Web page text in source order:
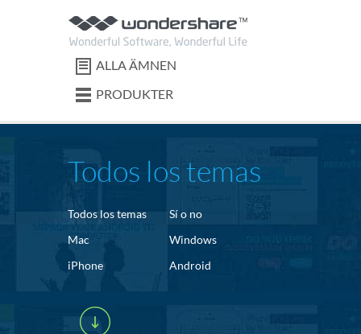
ALLA ÄMNEN
PRODUKTER
Todos los temas
Todos los temas
Sí o no
Mac
Windows
iPhone
Android